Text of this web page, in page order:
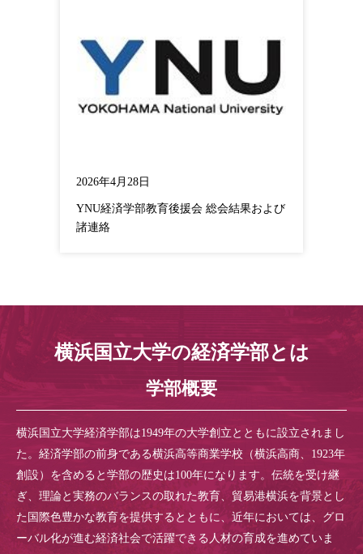
2026年4月28日
YNU経済学部教育後援会 総会結果および
諸連絡
横浜国立大学の経済学部とは
学部概要
横浜国立大学経済学部は1949年の大学創立とともに設立されまし
た。経済学部の前身である横浜高等商業学校（横浜高商、1923年
創設）を含めると学部の歴史は100年になります。伝統を受け継
ぎ、理論と実務のバランスの取れた教育、貿易港横浜を背景とし
た国際色豊かな教育を提供するとともに、近年においては、グロ
ーバル化が進む経済社会で活躍できる人材の育成を進めていま